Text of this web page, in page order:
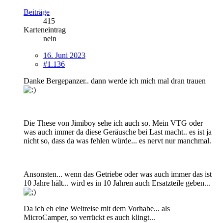
Beiträge
415
Karteneintrag
nein
16. Juni 2023
#1.136
Danke Bergepanzer.. dann werde ich mich mal dran trauen
Die These von Jimiboy sehe ich auch so. Mein VTG oder
was auch immer da diese Geräusche bei Last macht.. es ist ja
nicht so, dass da was fehlen würde... es nervt nur manchmal.
Ansonsten... wenn das Getriebe oder was auch immer das ist
10 Jahre hält... wird es in 10 Jahren auch Ersatzteile geben...
Da ich eh eine Weltreise mit dem Vorhabe... als
MicroCamper, so verrückt es auch klingt...